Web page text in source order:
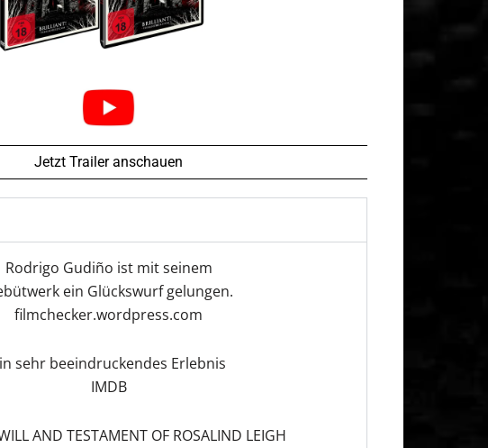
Jetzt Trailer anschauen
Rodrigo Gudiño ist mit seinem
ein Glückswurf gelungen.
filmchecker.wordpress.com
sehr beeindruckendes Erlebnis
IMDB
AND TESTAMENT OF ROSALIND LEIGH